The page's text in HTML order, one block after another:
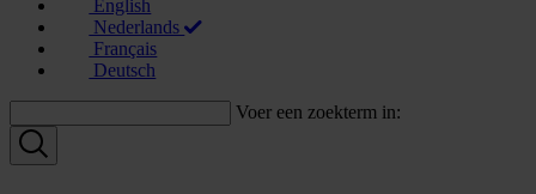
English
Nederlands
Français
Deutsch
Voer een zoekterm in: